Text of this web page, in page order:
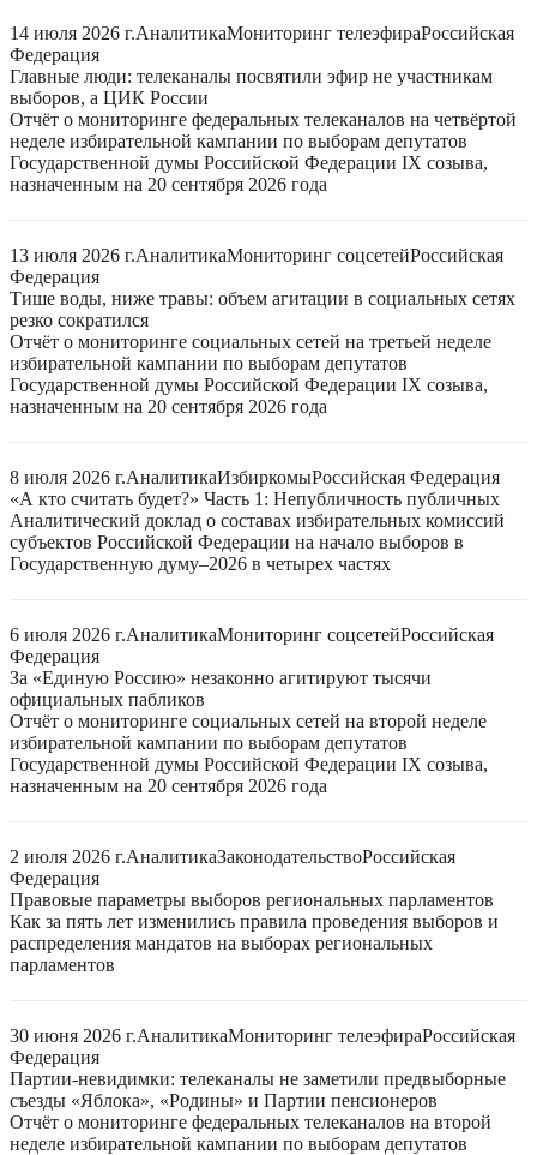
14 июля 2026 г.АналитикаМониторинг телеэфираРоссийская
Федерация
Главные люди: телеканалы посвятили эфир не участникам
выборов, а ЦИК России
Отчёт о мониторинге федеральных телеканалов на четвёртой
неделе избирательной кампании по выборам депутатов
Государственной думы Российской Федерации IX созыва,
назначенным на 20 сентября 2026 года
13 июля 2026 г.АналитикаМониторинг соцсетейРоссийская
Федерация
Тише воды, ниже травы: объем агитации в социальных сетях
резко сократился
Отчёт о мониторинге социальных сетей на третьей неделе
избирательной кампании по выборам депутатов
Государственной думы Российской Федерации IX созыва,
назначенным на 20 сентября 2026 года
8 июля 2026 г.АналитикаИзбиркомыРоссийская Федерация
«А кто считать будет?» Часть 1: Непубличность публичных
Аналитический доклад о составах избирательных комиссий
субъектов Российской Федерации на начало выборов в
Государственную думу–2026 в четырех частях
6 июля 2026 г.АналитикаМониторинг соцсетейРоссийская
Федерация
За «Единую Россию» незаконно агитируют тысячи
официальных пабликов
Отчёт о мониторинге социальных сетей на второй неделе
избирательной кампании по выборам депутатов
Государственной думы Российской Федерации IX созыва,
назначенным на 20 сентября 2026 года
2 июля 2026 г.АналитикаЗаконодательствоРоссийская
Федерация
Правовые параметры выборов региональных парламентов
Как за пять лет изменились правила проведения выборов и
распределения мандатов на выборах региональных
парламентов
30 июня 2026 г.АналитикаМониторинг телеэфираРоссийская
Федерация
Партии-невидимки: телеканалы не заметили предвыборные
съезды «Яблока», «Родины» и Партии пенсионеров
Отчёт о мониторинге федеральных телеканалов на второй
неделе избирательной кампании по выборам депутатов